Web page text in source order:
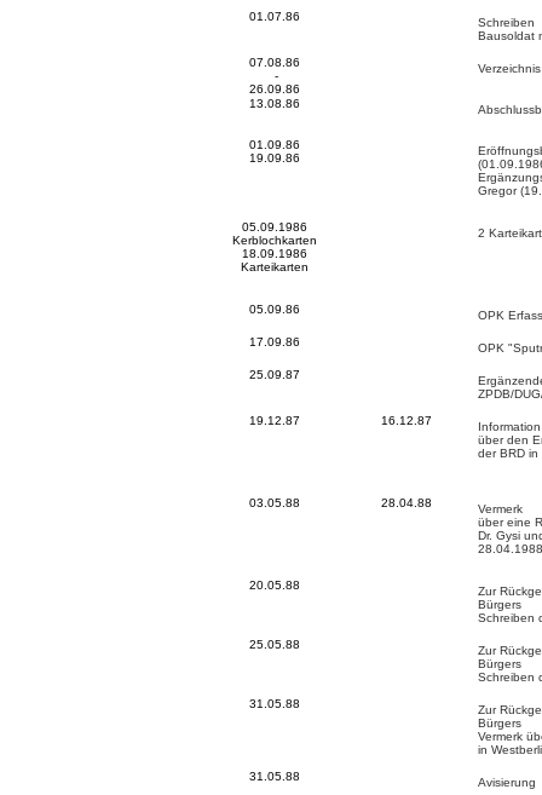
01.07.86
Schreiben
Bausoldat
07.08.86
-
26.09.86
Verzeichnis
13.08.86
01.09.86
19.09.86
Gregor
05.09.1986
Kerblochkarten
18.09.1986
Karteikarten
2
05.09.86
OPK
17.09.86
OPK
25.09.87
ZPDB/
19.12.87
16.12.87
Information
über den
der BRD
03.05.88 28.04.88
Vermerk
über eine
Dr. Gysi
28.04.1988
20.05.88
Zur
Bürgers
Schreiben
25.05.88
Zur
Bürgers
Schreiben
31.05.88
Zur
Bürgers
Vermerk
in
31.05.88
Avisierung